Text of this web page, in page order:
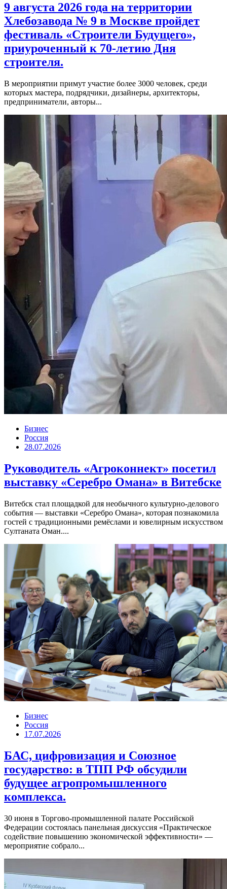
9 августа 2026 года на территории
Хлебозавода № 9 в Москве пройдет
фестиваль «Строители Будущего»,
приуроченный к 70-летию Дня
строителя.
В мероприятии примут участие более 3000 человек, среди
которых мастера, подрядчики, дизайнеры, архитекторы,
предприниматели, авторы...
Бизнес
Россия
28.07.2026
Руководитель «Агроконнект» посетил
выставку «Серебро Омана» в Витебске
Витебск стал площадкой для необычного культурно-делового
события — выставки «Серебро Омана», которая познакомила
гостей с традиционными ремёслами и ювелирным искусством
Султаната Оман....
Бизнес
Россия
17.07.2026
БАС, цифровизация и Союзное
государство: в ТПП РФ обсудили
будущее агропромышленного
комплекса.
30 июня в Торгово-промышленной палате Российской
Федерации состоялась панельная дискуссия «Практическое
содействие повышению экономической эффективности» —
мероприятие собрало...